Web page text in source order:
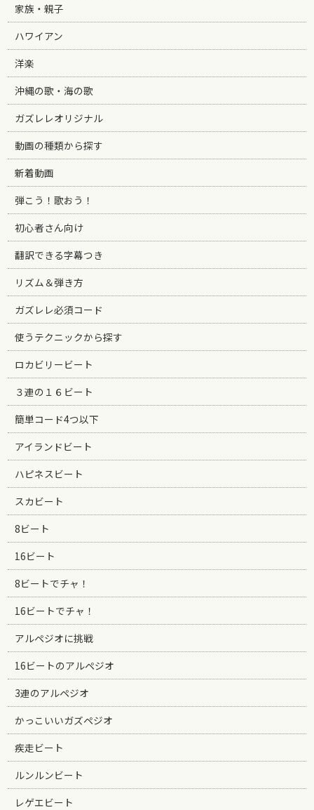
家族・親子
ハワイアン
洋楽
沖縄の歌・海の歌
ガズレレオリジナル
動画の種類から探す
新着動画
弾こう！歌おう！
初心者さん向け
翻訳できる字幕つき
リズム＆弾き方
ガズレレ必須コード
使うテクニックから探す
ロカビリービート
３連の１６ビート
簡単コード4つ以下
アイランドビート
ハピネスビート
スカビート
8ビート
16ビート
8ビートでチャ！
16ビートでチャ！
アルペジオに挑戦
16ビートのアルペジオ
3連のアルペジオ
かっこいいガズペジオ
疾走ビート
ルンルンビート
レゲエビート